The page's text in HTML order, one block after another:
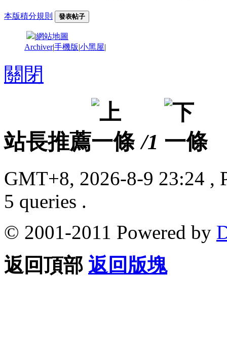
本版積分規則 發表帖子
|網站地圖
Archiver|手機版|小黑屋|
關閉
站長推薦 /1
GMT+8, 2026-8-9 23:24 ,
5 queries .
© 2001-2011 Powered by
返回頂部 返回版塊